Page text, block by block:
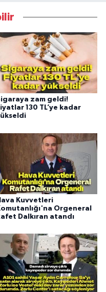
zam geldi!
130 TL’ye kadar
Kuvvetleri
Orgeneral
Dalkıran atandı